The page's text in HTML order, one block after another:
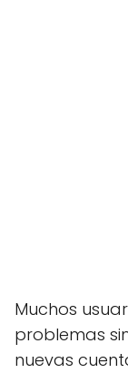
Muchos
problemas
nuevas